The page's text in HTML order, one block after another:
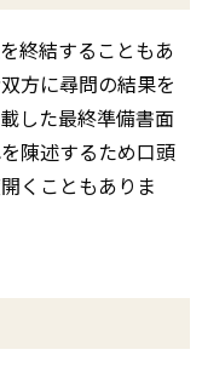
終結することもあ
方に尋問の結果を
した最終準備書面
陳述するため口頭
くこともありま